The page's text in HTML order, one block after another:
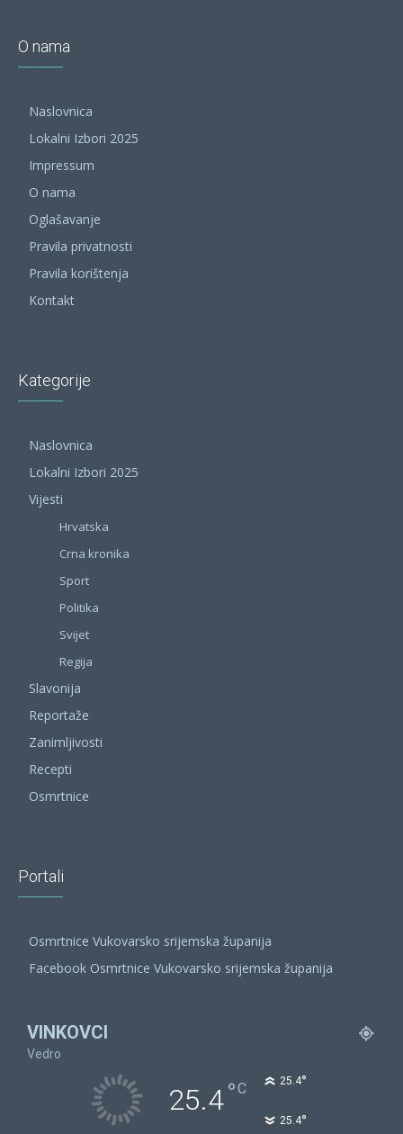
O nama
Naslovnica
Lokalni Izbori 2025
Impressum
O nama
Oglašavanje
Pravila privatnosti
Pravila korištenja
Kontakt
Kategorije
Naslovnica
Lokalni Izbori 2025
Vijesti
Hrvatska
Crna kronika
Sport
Politika
Svijet
Regija
Slavonija
Reportaže
Zanimljivosti
Recepti
Osmrtnice
Portali
Osmrtnice Vukovarsko srijemska županija
Facebook Osmrtnice Vukovarsko srijemska županija
VINKOVCI
Vedro
25.4°C 25.4°
25.4°